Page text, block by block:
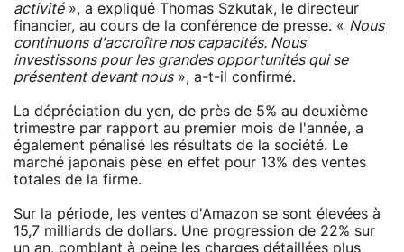
activité», a expliqué Thomas Szkutak, le directeur
financier, au cours de la conférence de presse. « Nous
continuons d'accroître nos capacités. Nous
investissons pour les grandes opportunités qui se
présentent devant nous», a-t-il confirmé.
La dépréciation du yen, de près de 5% au deuxième
trimestre par rapport au premier mois de l'année, a
également pénalisé les résultats de la société. Le
marché japonais pèse en effet pour 13% des ventes
totales de la firme.
Sur la période, les ventes d'Amazon se sont élevées à
15,7 milliards de dollars. Une progression de 22% sur
un an, comblant à peine les charges détaillées plus